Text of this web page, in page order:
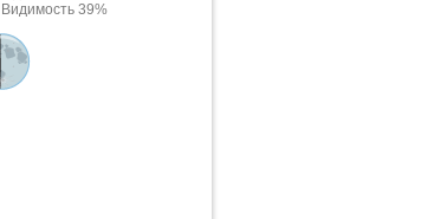
Видимость 39%